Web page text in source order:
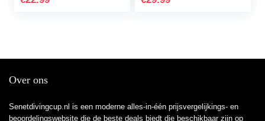
Over ons
Senetdivingcup.nl is een moderne alles-in-één prijsvergelijkings- en
beoordelingswebsite die de beste deals biedt die beschikbaar zijn op